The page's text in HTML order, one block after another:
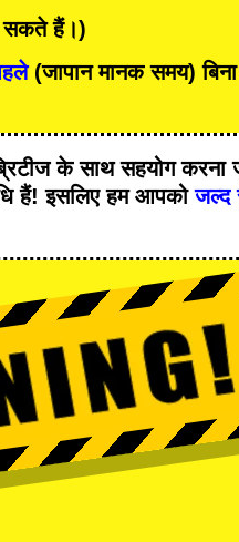
सकते हैं।)
(जापान मानक समय)
के साथ सहयोग करना
हैं! इसलिए हम आपकोजल्द